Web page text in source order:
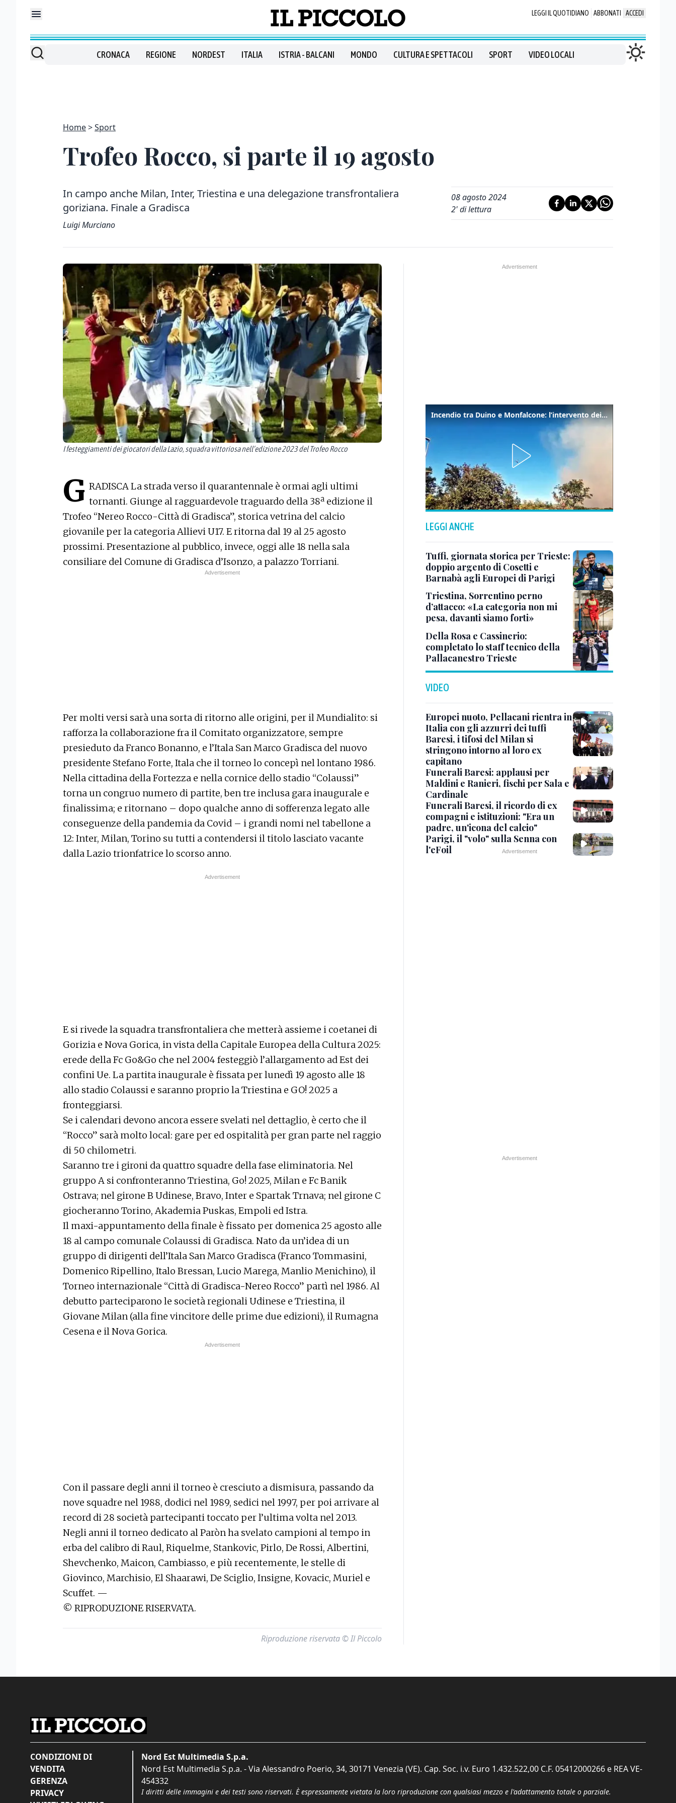
LEGGI IL QUOTIDIANO ABBONATI ACCEDI
CRONACA REGIONE NORDEST ITALIA ISTRIA - BALCANI MONDO CULTURA E SPETTACOLI SPORT VIDEO LOCALI
Home Sport
Trofeo Rocco, si parte il 19 agosto
In campo anche Milan, Inter, Triestina e una delegazione transfrontaliera
goriziana. Finale a Gradisca
Luigi Murciano
08 agosto 2024
2' di lettura
I festeggiamenti dei giocatori della Lazio, squadra vittoriosa nell’edizione 2023 del Trofeo Rocco
G RADISCALa strada verso il quarantennale è ormai agli ultimi
tornanti. Giunge al ragguardevole traguardo della 38ª edizione il
Trofeo “Nereo Rocco-Città di Gradisca”, storica vetrina del calcio
giovanile per la categoria Allievi U17. E ritorna dal 19 al 25 agosto
prossimi. Presentazione al pubblico, invece, oggi alle 18 nella sala
consiliare del Comune di Gradisca d’Isonzo, a palazzo Torriani.
Per molti versi sarà una sorta di ritorno alle origini, per il Mundialito: si
rafforza la collaborazione fra il Comitato organizzatore, sempre
presieduto da Franco Bonanno, e l’Itala San Marco Gradisca del nuovo
presidente Stefano Forte, Itala che il torneo lo concepì nel lontano 1986.
Nella cittadina della Fortezza e nella cornice dello stadio “Colaussi”
torna un congruo numero di partite, ben tre inclusa gara inaugurale e
finalissima; e ritornano – dopo qualche anno di sofferenza legato alle
conseguenze della pandemia da Covid – i grandi nomi nel tabellone a
12: Inter, Milan, Torino su tutti a contendersi il titolo lasciato vacante
dalla Lazio trionfatrice lo scorso anno.
E si rivede la squadra transfrontaliera che metterà assieme i coetanei di
Gorizia e Nova Gorica, in vista della Capitale Europea della Cultura 2025:
erede della Fc Go&Go che nel 2004 festeggiò l’allargamento ad Est dei
confini Ue. La partita inaugurale è fissata per lunedì 19 agosto alle 18
allo stadio Colaussi e saranno proprio la Triestina e GO! 2025 a
fronteggiarsi.
Se i calendari devono ancora essere svelati nel dettaglio, è certo che il
“Rocco” sarà molto local: gare per ed ospitalità per gran parte nel raggio
di 50 chilometri.
Saranno tre i gironi da quattro squadre della fase eliminatoria. Nel
gruppo A si confronteranno Triestina, Go! 2025, Milan e Fc Banik
Ostrava; nel girone B Udinese, Bravo, Inter e Spartak Trnava; nel girone C
giocheranno Torino, Akademia Puskas, Empoli ed Istra.
Il maxi-appuntamento della finale è fissato per domenica 25 agosto alle
18 al campo comunale Colaussi di Gradisca. Nato da un’idea di un
gruppo di dirigenti dell’Itala San Marco Gradisca (Franco Tommasini,
Domenico Ripellino, Italo Bressan, Lucio Marega, Manlio Menichino), il
Torneo internazionale “Città di Gradisca-Nereo Rocco” partì nel 1986. Al
debutto parteciparono le società regionali Udinese e Triestina, il
Giovane Milan (alla fine vincitore delle prime due edizioni), il Rumagna
Cesena e il Nova Gorica.
Con il passare degli anni il torneo è cresciuto a dismisura, passando da
nove squadre nel 1988, dodici nel 1989, sedici nel 1997, per poi arrivare al
record di 28 società partecipanti toccato per l’ultima volta nel 2013.
Negli anni il torneo dedicato al Paròn ha svelato campioni al tempo in
erba del calibro di Raul, Riquelme, Stankovic, Pirlo, De Rossi, Albertini,
Shevchenko, Maicon, Cambiasso, e più recentemente, le stelle di
Giovinco, Marchisio, El Shaarawi, De Sciglio, Insigne, Kovacic, Muriel e
Scuffet. —
© RIPRODUZIONE RISERVATA.
Riproduzione riservata © Il Piccolo
Incendio tra Duino e Monfalcone: l’intervento dei vigili del fuoco
LEGGI ANCHE
Tuffi, giornata storica per Trieste:
doppio argento di Cosetti e
Barnabà agli Europei di Parigi
Triestina, Sorrentino perno
d’attacco: «La categoria non mi
pesa, davanti siamo forti»
Della Rosa e Cassinerio:
completato lo staff tecnico della
Pallacanestro Trieste
VIDEO
Europei nuoto, Pellacani rientra in
Italia con gli azzurri dei tuffi
Baresi, i tifosi del Milan si
stringono intorno al loro ex
capitano
Funerali Baresi: applausi per
Maldini e Ranieri, fischi per Sala e
Cardinale
Funerali Baresi, il ricordo di ex
compagni e istituzioni: "Era un
padre, un'icona del calcio"
Parigi, il "volo" sulla Senna con
l'eFoil
CONDIZIONI DI
VENDITA
GERENZA
PRIVACY
Nord Est Multimedia S.p.a.
Nord Est Multimedia S.p.a. - Via Alessandro Poerio, 34, 30171 Venezia (VE). Cap. Soc. i.v. Euro 1.432.522,00 C.F. 05412000266 e REA VE-
454332
I diritti delle immagini e dei testi sono riservati. È espressamente vietata la loro riproduzione con qualsiasi mezzo e l'adattamento totale o parziale.